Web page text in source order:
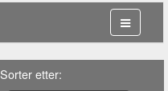
Sorter etter: